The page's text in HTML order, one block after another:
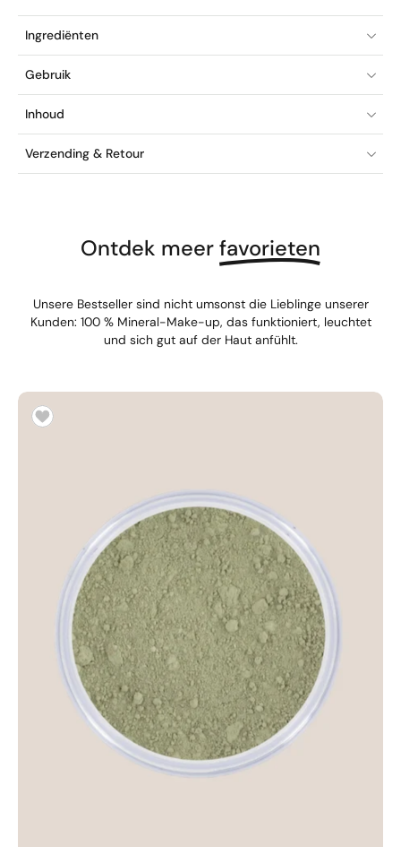
Ingrediënten
Gebruik
Inhoud
Verzending & Retour
Ontdek meerfavorieten
Unsere Bestseller sind nicht umsonst die Lieblinge unserer
Kunden: 100 % Mineral-Make-up, das funktioniert, leuchtet
und sich gut auf der Haut anfühlt.